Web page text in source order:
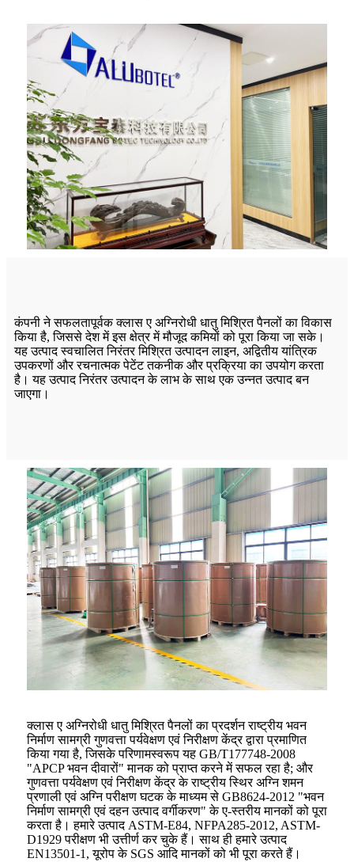
कंपनी ने सफलतापूर्वक क्लास ए अग्निरोधी धातु मिश्रित पैनलों का विकास
किया है, जिससे देश में इस क्षेत्र में मौजूद कमियों को पूरा किया जा सके।
यह उत्पाद स्वचालित निरंतर मिश्रित उत्पादन लाइन, अद्वितीय यांत्रिक
उपकरणों और रचनात्मक पेटेंट तकनीक और प्रक्रिया का उपयोग करता
है। यह उत्पाद निरंतर उत्पादन के लाभ के साथ एक उन्नत उत्पाद बन
जाएगा।
क्लास ए अग्निरोधी धातु मिश्रित पैनलों का प्रदर्शन राष्ट्रीय भवन
निर्माण सामग्री गुणवत्ता पर्यवेक्षण एवं निरीक्षण केंद्र द्वारा प्रमाणित
किया गया है, जिसके परिणामस्वरूप यह GB/T177748-2008
"APCP भवन दीवारों" मानक को प्राप्त करने में सफल रहा है; और
गुणवत्ता पर्यवेक्षण एवं निरीक्षण केंद्र के राष्ट्रीय स्थिर अग्नि शमन
प्रणाली एवं अग्नि परीक्षण घटक के माध्यम से GB8624-2012 "भवन
निर्माण सामग्री एवं दहन उत्पाद वर्गीकरण" के ए-स्तरीय मानकों को पूरा
करता है। हमारे उत्पाद ASTM-E84, NFPA285-2012, ASTM-
D1929 परीक्षण भी उत्तीर्ण कर चुके हैं। साथ ही हमारे उत्पाद
EN13501-1, यूरोप के SGS आदि मानकों को भी पूरा करते हैं।